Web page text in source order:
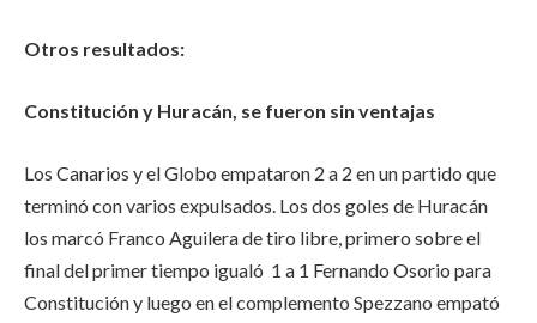
Otros resultados:
Constitución y Huracán, se fueron sin ventajas
Los Canarios y el Globo empataron 2 a 2 en un partido que
terminó con varios expulsados. Los dos goles de Huracán
los marcó Franco Aguilera de tiro libre, primero sobre el
final del primer tiempo igualó 1 a 1 Fernando Osorio para
Constitución y luego en el complemento Spezzano empató